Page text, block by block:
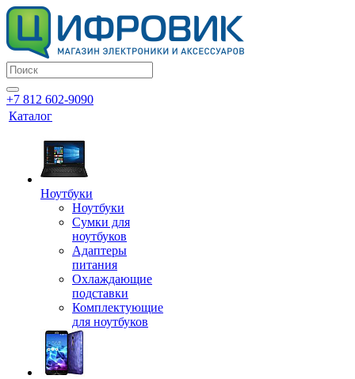
+7 812 602-9090
Каталог
Ноутбуки
Ноутбуки
Сумки для
ноутбуков
Адаптеры
питания
Охлаждающие
подставки
Комплектующие
для ноутбуков